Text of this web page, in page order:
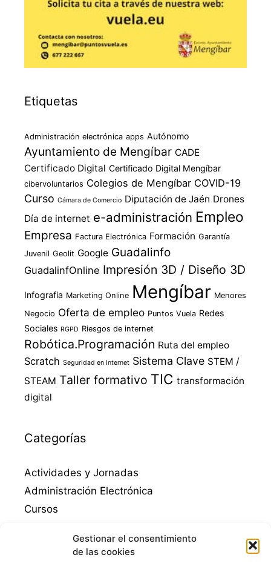
Gestionar el consentimiento
de las cookies
Etiquetas
Administración electrónica apps Autónomo
Ayuntamiento de Mengíbar CADE
Certificado Digital Certificado Digital Mengíbar
cibervoluntarios Colegios de Mengíbar COVID-19
Curso Cámara de Comercio Diputación de Jaén Drones
Día de internet e-administración Empleo
Empresa Factura Electrónica Formación Garantía
Juvenil Geolit Google Guadalinfo
GuadalinfOnline Impresión 3D / Diseño 3D
Infografia Marketing Online Mengíbar Menores
Negocio Oferta de empleo Puntos Vuela Redes
Sociales RGPD Riesgos de internet
Robótica.Programación Ruta del empleo
Scratch Seguridad en Internet Sistema Clave STEM /
STEAM Taller formativo TIC transformación
digital
Categorías
Actividades y Jornadas
Administración Electrónica
Cursos